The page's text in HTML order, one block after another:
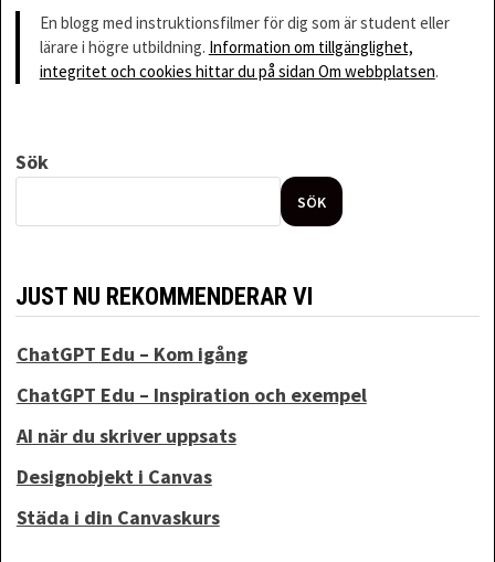
En blogg med instruktionsfilmer för dig som är student eller
lärare i högre utbildning. Information om tillgänglighet,
integritet och cookies hittar du på sidan Om webbplatsen.
Sök
SÖK
JUST NU REKOMMENDERAR VI
ChatGPT Edu – Kom igång
ChatGPT Edu – Inspiration och exempel
AI när du skriver uppsats
Designobjekt i Canvas
Städa i din Canvaskurs